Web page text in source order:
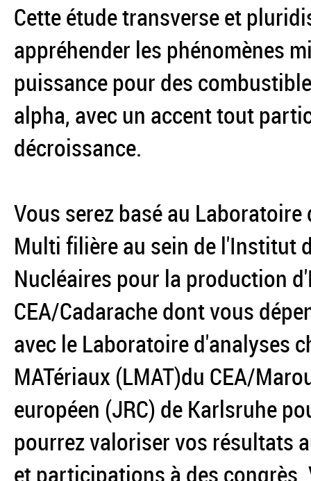
Cette étude transverse et
appréhender les phénomènes
puissance pour des
alpha, avec un accent tout
décroissance.
Vous serez basé au
Multi filière au sein de l'Institut
Nucléaires pour la production
CEA/Cadarache dont vous
avec le Laboratoire d'analyses
MATériaux (LMAT)du CEA/
européen (JRC) de Karlsruhe
pourrez valoriser vos résultats
et participations à des congrès.